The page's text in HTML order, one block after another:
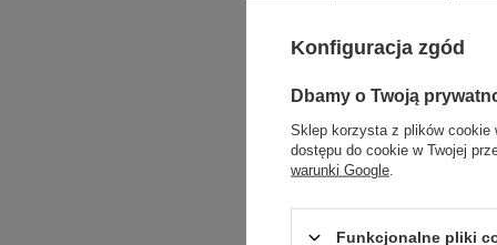
leczenie
choroba
upośledzenia
Konfiguracja zgód
Dbamy o Twoją
Sklep korzysta z plików cookie
dostępu do cookie w Twojej
warunki Google
Funkcjonalne pliki